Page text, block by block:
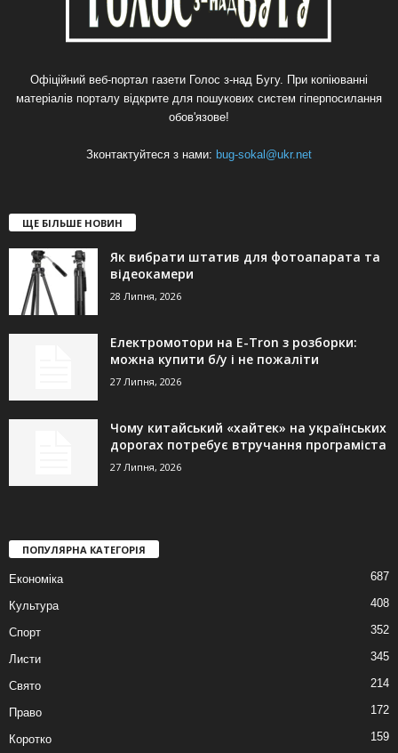
Офіційний веб-портал газети Голос з-над Бугу. При копіюванні
матеріалів порталу відкрите для пошукових систем гіперпосилання
обов'язове!
Зконтактуйтеся з нами: bug-sokal@ukr.net
ЩЕ БІЛЬШЕ НОВИН
Як вибрати штатив для фотоапарата та
відеокамери
28 Липня, 2026
Електромотори на E-Tron з розборки:
можна купити б/у і не пожаліти
27 Липня, 2026
Чому китайський «хайтек» на українських
дорогах потребує втручання програміста
27 Липня, 2026
ПОПУЛЯРНА КАТЕГОРІЯ
Економіка 687
Культура 408
Спорт 352
Листи 345
Свято 214
Право 172
Коротко 159